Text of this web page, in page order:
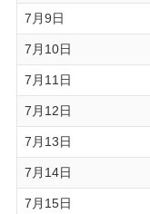
7月9日
7月10日
7月11日
7月12日
7月13日
7月14日
7月15日